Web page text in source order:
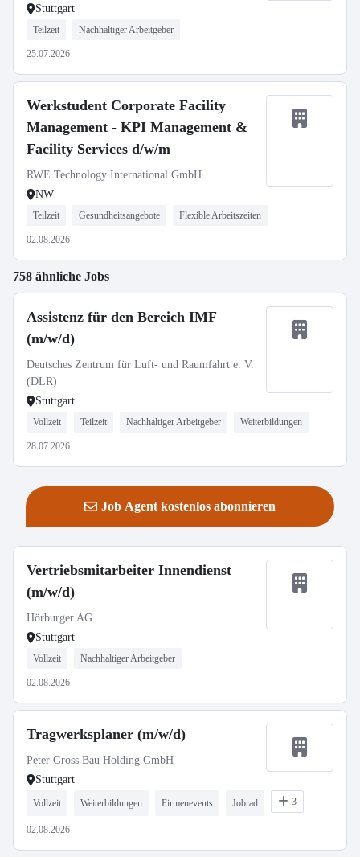
Stuttgart
Teilzeit Nachhaltiger Arbeitgeber
25.07.2026
Werkstudent Corporate Facility
Management - KPI Management &
Facility Services d/w/m
RWE Technology International GmbH
NW
Teilzeit Gesundheitsangebote Flexible Arbeitszeiten
02.08.2026
758 ähnliche Jobs
Assistenz für den Bereich IMF
(m/w/d)
Deutsches Zentrum für Luft- und Raumfahrt e. V.
(DLR)
Stuttgart
Vollzeit Teilzeit Nachhaltiger Arbeitgeber Weiterbildungen
28.07.2026
Job Agent kostenlos abonnieren
Vertriebsmitarbeiter Innendienst
(m/w/d)
Hörburger AG
Stuttgart
Vollzeit Nachhaltiger Arbeitgeber
02.08.2026
Tragwerksplaner (m/w/d)
Peter Gross Bau Holding GmbH
Stuttgart
Vollzeit Weiterbildungen Firmenevents Jobrad 3
02.08.2026